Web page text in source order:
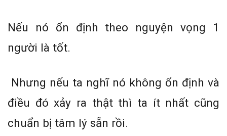
Nếu nó ổn định theo nguyện vọng 1
người là tốt.
Nhưng nếu ta nghĩ nó không ổn định và
điều đó xảy ra thật thì ta ít nhất cũng
chuẩn bị tâm lý sẵn rồi.